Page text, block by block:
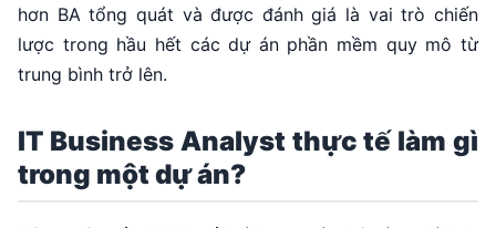
hơn BA tổng quát và được đánh giá là vai trò chiến
lược trong hầu hết các dự án phần mềm quy mô từ
trung bình trở lên.
IT Business Analyst thực tế làm gì
trong một dự án?